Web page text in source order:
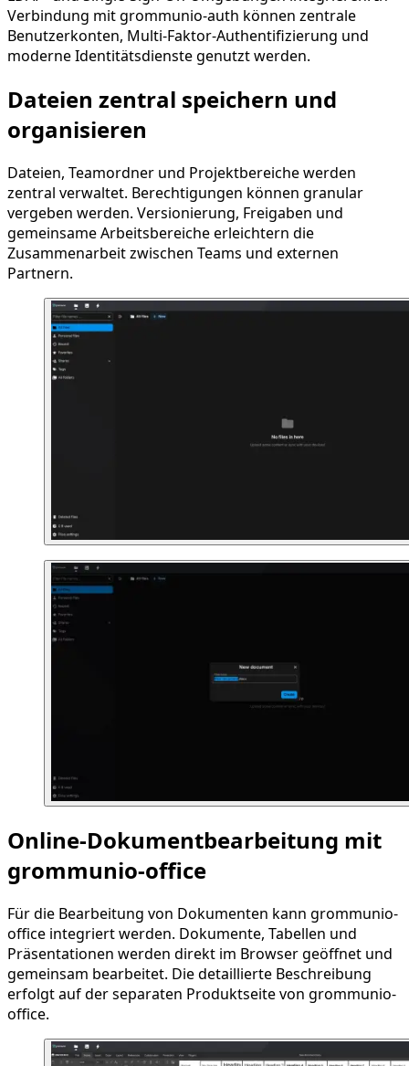
Verbindung mit grommunio-auth können zentrale
Benutzerkonten, Multi-Faktor-Authentifizierung und
moderne Identitätsdienste genutzt werden.
Dateien zentral speichern und
organisieren
Dateien, Teamordner und Projektbereiche werden
zentral verwaltet. Berechtigungen können granular
vergeben werden. Versionierung, Freigaben und
gemeinsame Arbeitsbereiche erleichtern die
Zusammenarbeit zwischen Teams und externen
Partnern.
Online-Dokumentbearbeitung mit
grommunio-office
Für die Bearbeitung von Dokumenten kann grommunio-
office integriert werden. Dokumente, Tabellen und
Präsentationen werden direkt im Browser geöffnet und
gemeinsam bearbeitet. Die detaillierte Beschreibung
erfolgt auf der separaten Produktseite von grommunio-
office.